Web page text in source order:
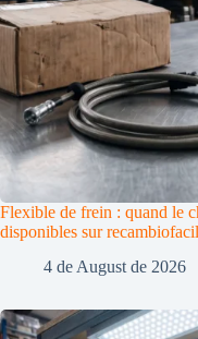
Flexible de frein : quand le
disponibles sur recambiofacil
4 de August de 2026